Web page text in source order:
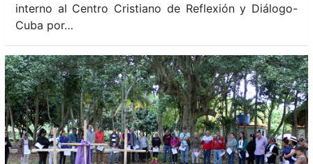
interno al Centro Cristiano de Reflexión y Diálogo-
Cuba por…